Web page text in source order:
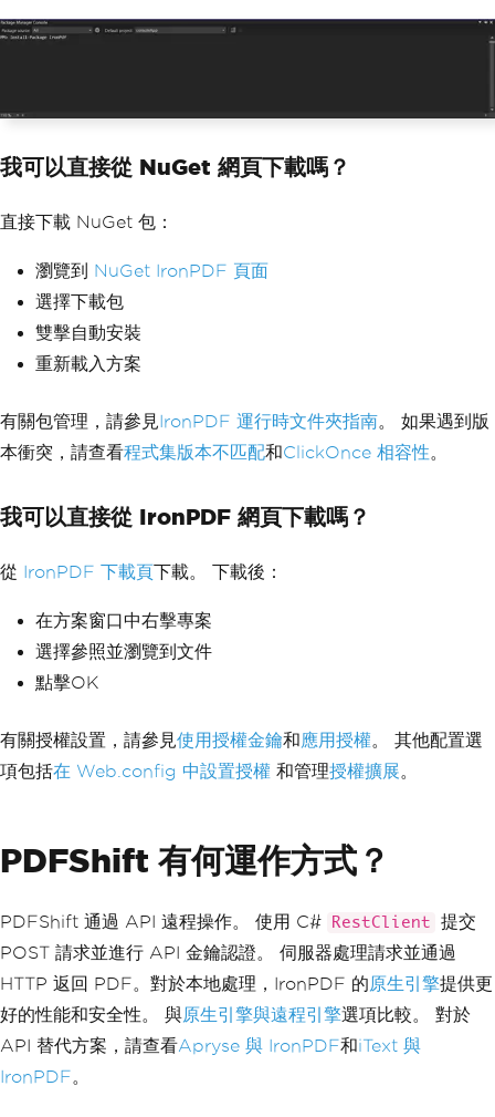
我可以直接從 NuGet 網頁下載嗎？
直接下載 NuGet 包：
瀏覽到 NuGet IronPDF 頁面
選擇下載包
雙擊自動安裝
重新載入方案
有關包管理，請參見IronPDF 運行時文件夾指南。 如果遇到版
本衝突，請查看程式集版本不匹配和ClickOnce 相容性。
我可以直接從 IronPDF 網頁下載嗎？
從 IronPDF 下載頁下載。 下載後：
在方案窗口中右擊專案
選擇參照並瀏覽到文件
點擊OK
有關授權設置，請參見使用授權金鑰和應用授權。 其他配置選
項包括在 Web.config 中設置授權 和管理授權擴展。
PDFShift 有何運作方式？
PDFShift 通過 API 遠程操作。 使用 C# RestClient
提交
POST 請求並進行 API 金鑰認證。 伺服器處理請求並通過
HTTP 返回 PDF。對於本地處理，IronPDF 的原生引擎提供更
好的性能和安全性。 與原生引擎與遠程引擎選項比較。 對於
API 替代方案，請查看Apryse 與 IronPDF和iText 與
IronPDF。